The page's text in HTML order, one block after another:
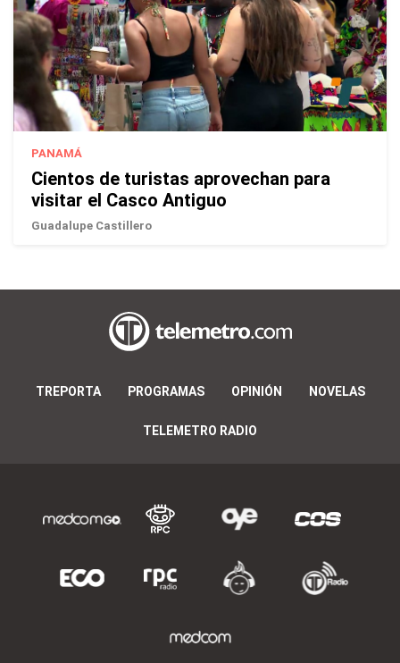
PANAMÁ
Cientos de turistas aprovechan para
visitar el Casco Antiguo
Guadalupe Castillero
TREPORTA PROGRAMAS OPINIÓN NOVELAS
TELEMETRO RADIO